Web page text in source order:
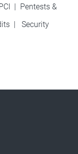
| Pentests &
| Security